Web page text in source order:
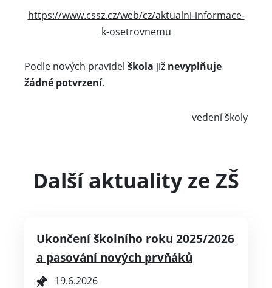
https://www.cssz.cz/web/cz/aktualni-informace-
k-osetrovnemu
Podle nových pravidel škola již nevyplňuje
žádné potvrzení.
vedení školy
Další aktuality ze ZŠ
Ukončení školního roku 2025/2026
a pasování nových prvňáků
19.6.2026